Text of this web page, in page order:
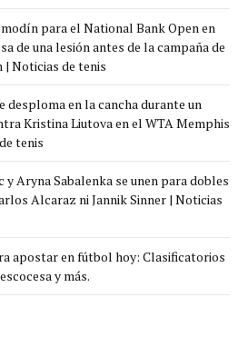
para el National Bank Open en
de una lesión antes de la campaña de
| Noticias de tenis
desploma en la cancha durante un
Kristina Liutova en el WTA Memphis
tenis
y Aryna Sabalenka se unen para dobles
Alcaraz ni Jannik Sinner | Noticias
apostar en fútbol hoy: Clasificatorios
y más.